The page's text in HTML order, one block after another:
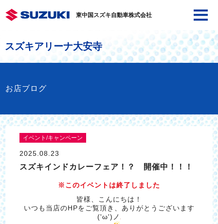
東中国スズキ自動車株式会社
スズキアリーナ大安寺
お店ブログ
イベント/キャンペーン
2025.08.23
スズキインドカレーフェア！？ 開催中！！！
※このイベントは終了しました
皆様、こんにちは！
いつも当店のHPをご覧頂き、ありがとうございます
('ω')ノ